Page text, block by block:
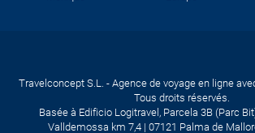
Travelconcept S.L. - Agence de voyage en ligne
Tous droits réservés.
Basée à Edificio Logitravel, Parcela 3B (Parc
Valldemossa km 7,4 | 07121 Palma de